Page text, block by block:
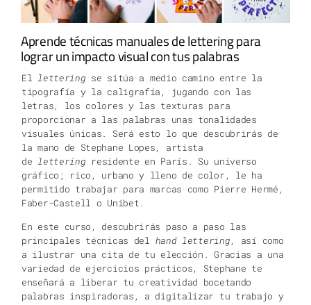
Aprende técnicas manuales de lettering para
lograr un impacto visual con tus palabras
Ellettering se sitúa a medio camino entre la
tipografía y la caligrafía, jugando con las
letras, los colores y las texturas para
proporcionar a las palabras unas tonalidades
visuales únicas. Será esto lo que descubrirás de
la mano de Stephane Lopes, artista
delettering residente en París. Su universo
gráfico; rico, urbano y lleno de color, le ha
permitido trabajar para marcas como Pierre Hermé,
Faber-Castell o Unibet.
En este curso, descubrirás paso a paso las
principales técnicas del hand lettering, así como
a ilustrar una cita de tu elección. Gracias a una
variedad de ejercicios prácticos, Stephane te
enseñará a liberar tu creatividad bocetando
palabras inspiradoras, a digitalizar tu trabajo y